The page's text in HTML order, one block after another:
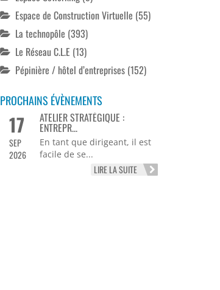
Espace de Construction Virtuelle (55)
La technopôle (393)
Le Réseau C.L.E (13)
Pépinière / hôtel d’entreprises(152)
PROCHAINS ÉVÈNEMENTS
17
SEP
2026
ATELIER STRATÉGIQUE :
ENTREPR...
En tant que dirigeant, il est
facile de se...
LIRE LA SUITE